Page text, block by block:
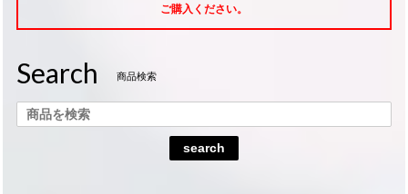
ご購入ください。
Search 商品検索
search